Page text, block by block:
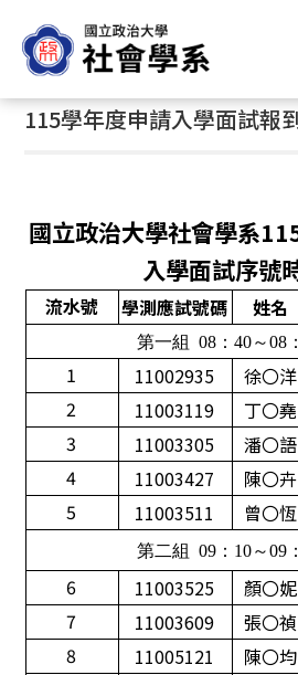
到
主
要
內
首頁 /最新消息
115學年度申請入學面試報
國立政治大學社會學系
入學面試序號
流水號 學測應試號碼 姓名
第一組 08：40～08
1 11002935 徐〇洋
2
11003119 丁〇堯
3
11003305 潘〇語
4
11003427 陳〇卉
5
11003511 曾〇恆
第二組 09：10～09
6 11003525 顏〇妮
7
11003609 張〇禎
8
11005121 陳〇均